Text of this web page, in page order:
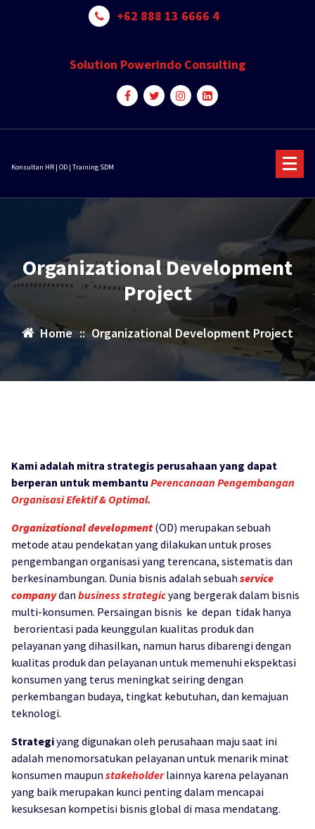
+62 888 13 6666 4
Solution Powerindo Consulting
Konsultan HR | OD | Training SDM
Organizational Development
Project
Home :: Organizational Development Project
Kami adalah mitra strategis perusahaan yang dapat
berperan untuk membantu Perencanaan Pengembangan
Organisasi Efektif & Optimal.
Organizational development(OD) merupakan sebuah
metode atau pendekatan yang dilakukan untuk proses
pengembangan organisasi yang terencana, sistematis dan
berkesinambungan. Dunia bisnis adalah sebuah service
companydan business strategicyang bergerak dalam bisnis
multi-konsumen. Persaingan bisnis ke depan tidak hanya
berorientasi pada keunggulan kualitas produk dan
pelayanan yang dihasilkan, namun harus dibarengi dengan
kualitas produk dan pelayanan untuk memenuhi ekspektasi
konsumen yang terus meningkat seiring dengan
perkembangan budaya, tingkat kebutuhan, dan kemajuan
teknologi.
Strategiyang digunakan oleh perusahaan maju saat ini
adalah menomorsatukan pelayanan untuk menarik minat
konsumen maupun stakeholderlainnya karena pelayanan
yang baik merupakan kunci penting dalam mencapai
kesuksesan kompetisi bisnis global di masa mendatang.